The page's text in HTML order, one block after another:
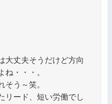
大丈夫そうだけど方向
・・・。
そう～笑。
リード、短い労働でし